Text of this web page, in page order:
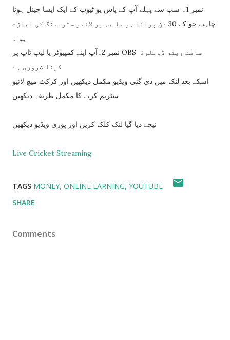
نمبر 1۔ سب سے پہلے آپ کے پاس یو ٹیوب کے ایک ایسا چینل ہونا
چاہیے جو کے 30 دن پرانا ہو یا جس پر لائیو سٹریمنگ کی اجازت
ہو ۔
نمبر 2۔آپ اپنے کمپیوٹر یا لیپ ٹاپ پر OBS سافٹ ویئر ڈونلوڈ
اسکے بعد لنک میں دی گئی ویڈیو مکمل دیکھیں اور کرکٹ میچ لائیو
Live Cricket Streaming
TAGS MONEY ONLINE EARNING YOUTUBE
SHARE
Comments